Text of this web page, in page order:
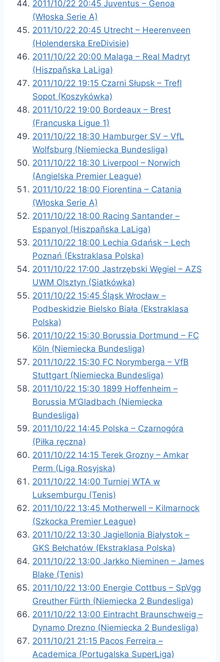
2011/10/22 20:45 Juventus – Genoa
(Włoska Serie A)
2011/10/22 20:45 Utrecht – Heerenveen
(Holenderska EreDivisie)
2011/10/22 20:00 Malaga – Real Madryt
(Hiszpañska LaLiga)
2011/10/22 19:15 Czarni Słupsk – Trefl
Sopot (Koszykówka)
2011/10/22 19:00 Bordeaux – Brest
(Francuska Ligue 1)
2011/10/22 18:30 Hamburger SV – VfL
Wolfsburg (Niemiecka Bundesliga)
2011/10/22 18:30 Liverpool – Norwich
(Angielska Premier League)
2011/10/22 18:00 Fiorentina – Catania
(Włoska Serie A)
2011/10/22 18:00 Racing Santander –
Espanyol (Hiszpañska LaLiga)
2011/10/22 18:00 Lechia Gdańsk – Lech
Poznań (Ekstraklasa Polska)
2011/10/22 17:00 Jastrzębski Węgiel – AZS
UWM Olsztyn (Siatkówka)
2011/10/22 15:45 Śląsk Wrocław –
Podbeskidzie Bielsko Biała (Ekstraklasa
Polska)
2011/10/22 15:30 Borussia Dortmund – FC
Köln (Niemiecka Bundesliga)
2011/10/22 15:30 FC Norymberga – VfB
Stuttgart (Niemiecka Bundesliga)
2011/10/22 15:30 1899 Hoffenheim –
Borussia M’Gladbach (Niemiecka
Bundesliga)
2011/10/22 14:45 Polska – Czarnogóra
(Piłka ręczna)
2011/10/22 14:15 Terek Grozny – Amkar
Perm (Liga Rosyjska)
2011/10/22 14:00 Turniej WTA w
Luksemburgu (Tenis)
2011/10/22 13:45 Motherwell – Kilmarnock
(Szkocka Premier League)
2011/10/22 13:30 Jagiellonia Białystok –
GKS Bełchatów (Ekstraklasa Polska)
2011/10/22 13:00 Jarkko Nieminen – James
Blake (Tenis)
2011/10/22 13:00 Energie Cottbus – SpVgg
Greuther Fürth (Niemiecka 2 Bundesliga)
2011/10/22 13:00 Eintracht Braunschweig –
Dynamo Drezno (Niemiecka 2 Bundesliga)
2011/10/21 21:15 Pacos Ferreira –
Academica (Portugalska SuperLiga)